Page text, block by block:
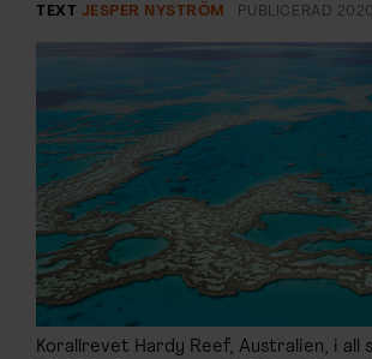
KONTAKTA F&F
SKRIV I F&F
PRENUMERERA PÅ F&F
ANNONSERA I F&F
OM F&F
TEXT JESPER NYSTRÖM PUBLICERAD
Korallrevet Hardy Reef, Australien, i all